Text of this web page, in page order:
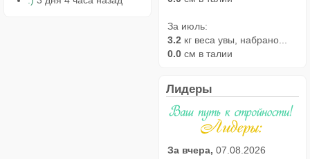
За июль:
3.2 кг веса увы, набрано...
0.0 см в талии
Лидеры
За вчера, 07.08.2026